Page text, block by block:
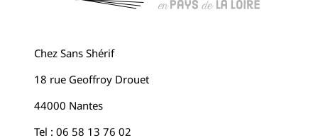
Chez Sans Shérif
18 rue Geoffroy Drouet
44000 Nantes
Tel : 06 58 13 76 02